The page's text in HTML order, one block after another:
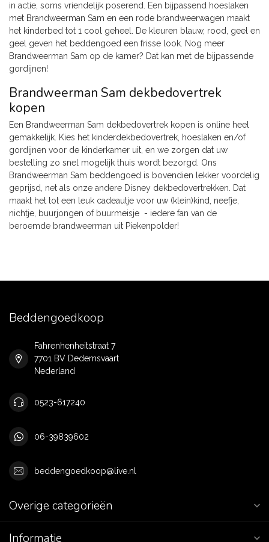
in actie, soms vriendelijk poserend. Een bijpassend hoeslaken
met Brandweerman Sam en een rode brandweerwagen maakt
het kinderbed tot 1 cool geheel. De kleuren blauw, rood, geel en
geel geven het beddengoed een frisse look. Nog meer
Brandweerman Sam op de kamer? Dat kan met de bijpassende
gordijnen!
Brandweerman Sam dekbedovertrek
kopen
Een Brandweerman Sam dekbedovertrek kopen is online heel
gemakkelijk. Kies het kinderdekbedovertrek, hoeslaken en/of
gordijnen voor de kinderkamer uit, en we zorgen dat uw
bestelling zo snel mogelijk thuis wordt bezorgd. Ons
Brandweerman Sam beddengoed is bovendien lekker voordelig
geprijsd, net als onze andere Disney dekbedovertrekken. Dat
maakt het tot een leuk cadeautje voor uw (klein)kind, neefje,
nichtje, buurjongen of buurmeisje - iedere fan van de
beroemde brandweerman uit Piekenpolder!
Beddengoedkoop
Fahrenhenheitstraat 7
7701 BV Dedemsvaart
Nederland
0523-617240
06-39839602
beddengoedkoop@live.nl
Overige categorieën
Informatie